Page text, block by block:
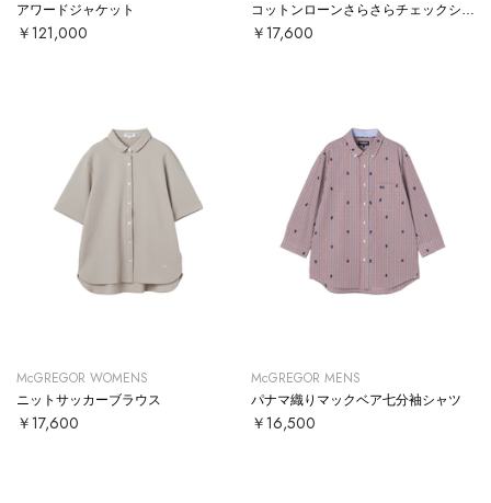
アワードジャケット
￥121,000 ￥17,600
McGREGOR WOMENS
ニットサッカーブラウス
￥17,600
McGREGOR MENS
パナマ織りマックベア七分袖シャツ
￥16,500